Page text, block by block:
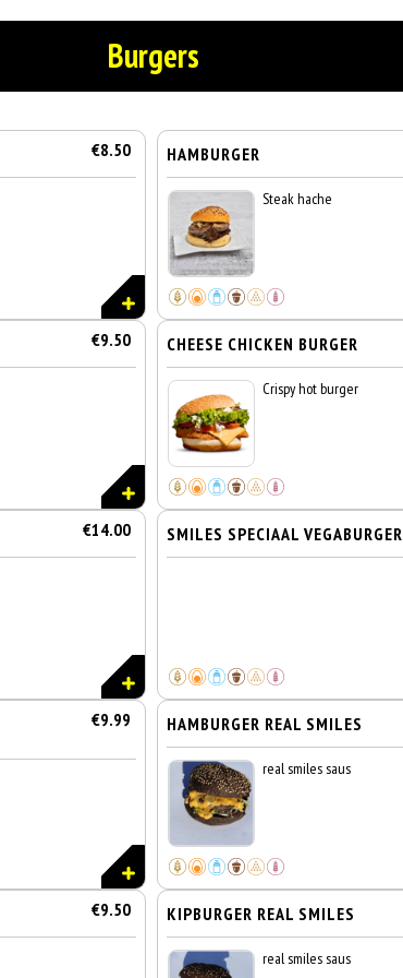
Burgers
€8.50 HAMBURGER
Steak hache
€9.50 CHEESE CHICKEN BURGER
Crispy hot burger
€14.00 SMILES SPECIAAL VEGABURGER
€9.99 HAMBURGER REAL SMILES
real smiles saus
€9.50 KIPBURGER REAL SMILES
real smiles saus